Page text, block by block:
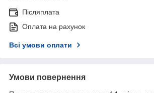
Післяплата
Оплата на рахунок
Всі умови оплати
Умови повернення